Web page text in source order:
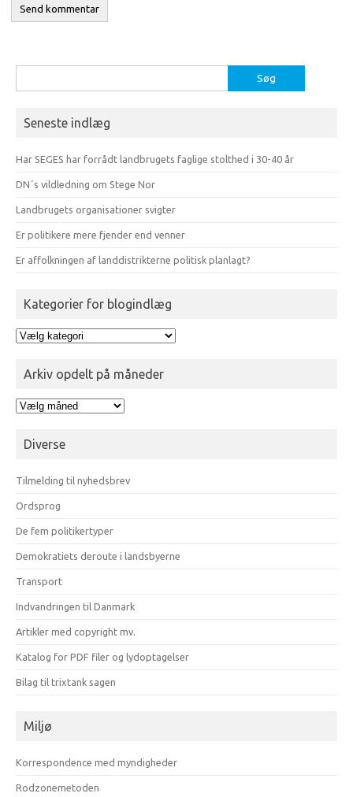
efter:
Seneste indlæg
Har SEGES har forrådt landbrugets faglige stolthed i 30-40 år
DN´s vildledning om Stege Nor
Landbrugets organisationer svigter
Er politikere mere fjender end venner
Er affolkningen af landdistrikterne politisk planlagt?
Kategorier for blogindlæg
Kategorier
Arkiv opdelt på måneder
Arkiv
måneder
Diverse
Tilmelding til nyhedsbrev
Ordsprog
De fem politikertyper
Demokratiets deroute i landsbyerne
Transport
Indvandringen til Danmark
Artikler med copyright mv.
Katalog for PDF filer og lydoptagelser
Bilag til trixtank sagen
Miljø
Korrespondence med myndigheder
Rodzonemetoden